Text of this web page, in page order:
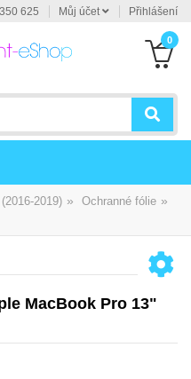
625 Můj účet Přihlášení
0
2019) » Ochranné fólie »
MacBook Pro 13"